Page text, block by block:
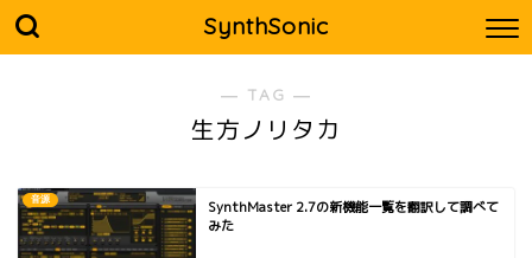
SynthSonic
― TAG ―
生方ノリタカ
音源
SynthMaster 2.7の新機能一覧を翻訳して調べて
みた